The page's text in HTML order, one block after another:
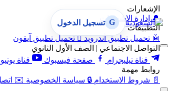
الإشعارات
🔔 إدارة الإشعارات
التطبيقات
🤖 تحميل تطبيق أندرويد  تحميل تطبيق آيفون
التواصل الاجتماعي | الصف الأول الثانوي
قناة تيليجرام
صفحة فيسبوك قناة
روابط مهمة
📄 شروط الاستخدام 🔒 سياسة الخصوصية ✉️
G تسجيل الدخول